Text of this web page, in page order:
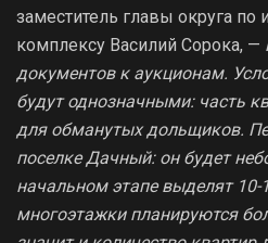
заместитель главы округа
комплексу Василий Сорока, —
документов к аукционам.
будут однозначными: часть
для обманутых дольщиков.
поселке Дачный: он будет
начальном этапе выделят
многоэтажки планируются